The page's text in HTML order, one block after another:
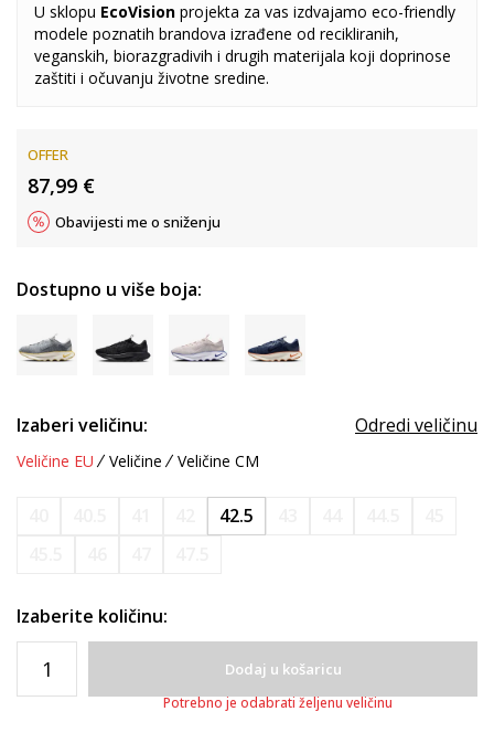
U sklopu EcoVision projekta za vas izdvajamo eco-friendly
modele poznatih brandova izrađene od recikliranih,
veganskih, biorazgradivih i drugih materijala koji doprinose
zaštiti i očuvanju životne sredine.
OFFER
87,99 €
Obavijesti me o sniženju
Dostupno u više boja:
Izaberi veličinu: Odredi veličinu
Veličine EU Veličine Veličine CM
42.5
Izaberite količinu:
Dodaj u košaricu
Potrebno je odabrati željenu veličinu